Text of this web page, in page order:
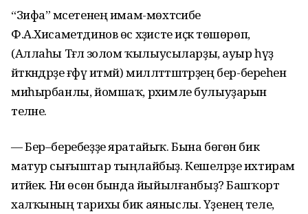
“Зифа” мәсетенең имам-мөхтәсибе
Ф.А.Хисаметдинов өс хәҙисте иҫкә төшөрөп,
(Аллаһы Тәғәлә золом ҡылыусыларҙы, ауыр һүҙ
әйткәндәрҙе ғәфү итмәй) милләттәштәрҙең бер-береһенә
миһырбанлы, йомшаҡ, рәхимле булыуҙарын
теләне.
— Бер–беребеҙҙе яратайыҡ. Бына бөгөн бик
матур сығыштар тыңлайбыҙ. Кешеләрҙе ихтирам
итәйек. Ни өсөн бында йыйылғанбыҙ? Башҡорт
халҡының тарихы бик аяныслы. Үҙенең теле,